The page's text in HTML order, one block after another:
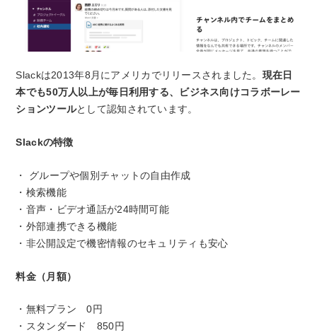
Slackは2013年8月にアメリカでリリースされました。 現在日
本でも50万人以上が毎日利用する、ビジネス向けコラボーレー
ションツールとして認知されています。
Slackの特徴
・ グループや個別チャットの自由作成
・検索機能
・音声・ビデオ通話が24時間可能
・外部連携できる機能
・非公開設定で機密情報のセキュリティも安心
料金（月額）
・無料プラン 0円
・スタンダード 850円